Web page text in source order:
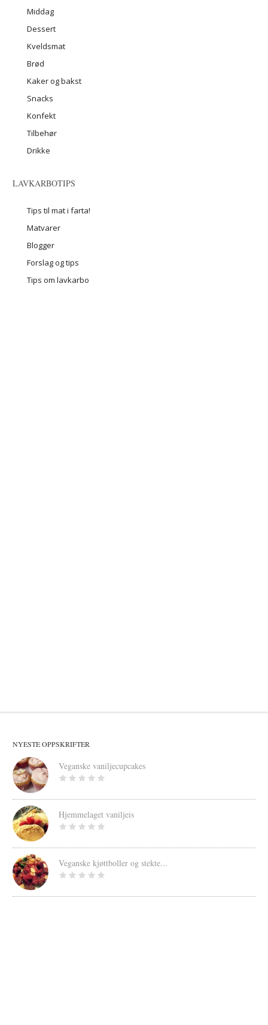
Middag
Dessert
Kveldsmat
Brød
Kaker og bakst
Snacks
Konfekt
Tilbehør
Drikke
LAVKARBOTIPS
Tips til mat i farta!
Matvarer
Blogger
Forslag og tips
Tips om lavkarbo
NYESTE OPPSKRIFTER
Veganske vaniljecupcakes
Hjemmelaget vaniljeis
Veganske kjøttboller og stekte...